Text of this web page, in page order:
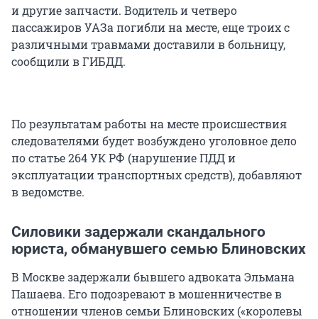
и другие запчасти. Водитель и четверо
пассажиров УАЗа погибли на месте, еще троих с
различными травмами доставили в больницу,
сообщили в ГИБДД.
По результатам работы на месте происшествия
следователями будет возбуждено уголовное дело
по статье 264 УК РФ (нарушение ПДД и
эксплуатации транспортных средств), добавляют
в ведомстве.
Силовики задержали скандального
юриста, обманувшего семью Блиновских
В Москве задержали бывшего адвоката Эльмана
Пашаева. Его подозревают в мошенничестве в
отношении членов семьи Блиновских («королевы